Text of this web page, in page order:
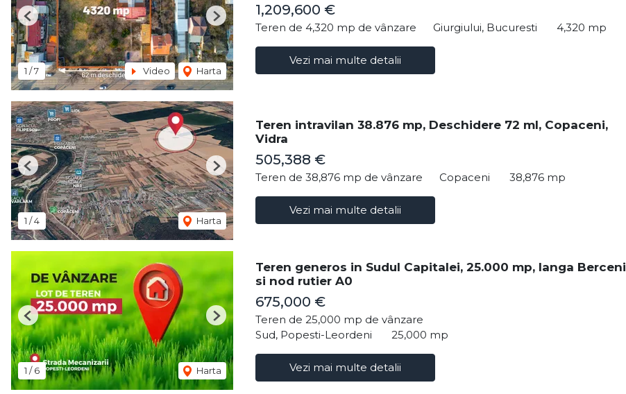
1 /7 Video Harta
Previous Next
1,209,600 €
Teren de 4,320 mp de vânzare Giurgiului, Bucuresti 4,320 mp
Vezi mai multe detalii
1 /4 Harta
Previous Next
Teren intravilan 38.876 mp, Deschidere 72 ml, Copaceni,
Vidra
505,388 €
Teren de 38,876 mp de vânzare Copaceni 38,876 mp
Vezi mai multe detalii
1 /6 Harta
Previous Next
Teren generos in Sudul Capitalei, 25.000 mp, langa Berceni
si nod rutier A0
675,000 €
Teren de 25,000 mp de vânzare
Sud, Popesti-Leordeni
25,000 mp
Vezi mai multe detalii